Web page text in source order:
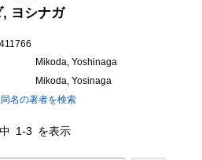
, ヨシナガ
Mikoda, Yoshinaga
Mikoda, Yosinaga
名の著者を検索
1-3 を表示